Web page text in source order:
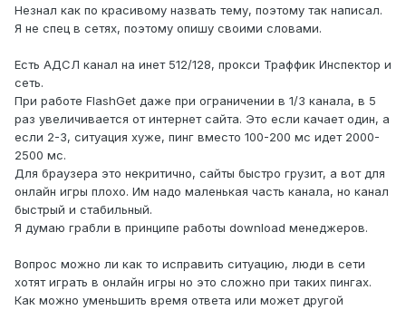
Незнал как по красивому назвать тему, поэтому так написал.
Я не спец в сетях, поэтому опишу своими словами.
Есть АДСЛ канал на инет 512/128, прокси Траффик Инспектор и
сеть.
При работе FlashGet даже при ограничении в 1/3 канала, в 5
раз увеличивается от интернет сайта. Это если качает один, а
если 2-3, ситуация хуже, пинг вместо 100-200 мс идет 2000-
2500 мс.
Для браузера это некритично, сайты быстро грузит, а вот для
онлайн игры плохо. Им надо маленькая часть канала, но канал
быстрый и стабильный.
Я думаю грабли в принципе работы download менеджеров.
Вопрос можно ли как то исправить ситуацию, люди в сети
хотят играть в онлайн игры но это сложно при таких пингах.
Как можно уменьшить время ответа или может другой